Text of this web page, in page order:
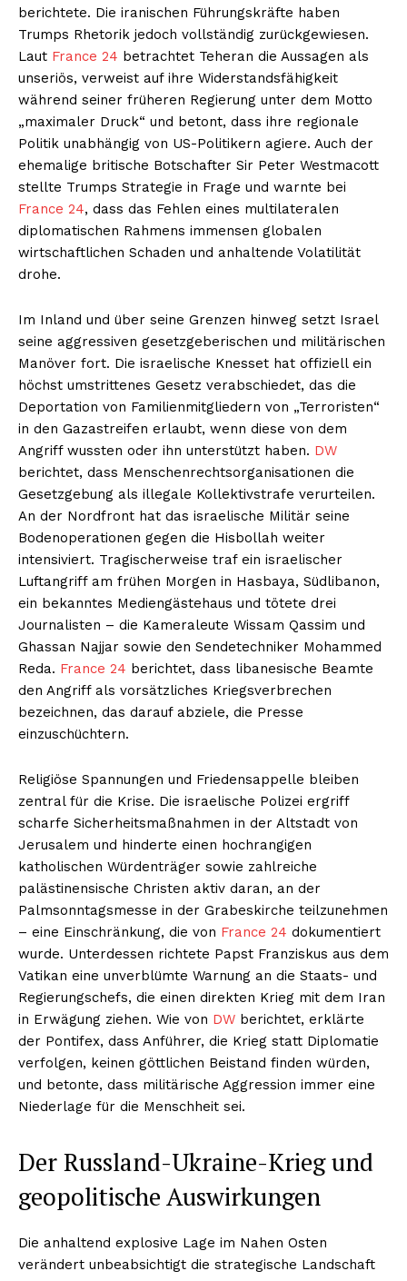
berichtete. Die iranischen Führungskräfte haben
Trumps Rhetorik jedoch vollständig zurückgewiesen.
Laut France 24 betrachtet Teheran die Aussagen als
unseriös, verweist auf ihre Widerstandsfähigkeit
während seiner früheren Regierung unter dem Motto
„maximaler Druck“ und betont, dass ihre regionale
Politik unabhängig von US-Politikern agiere. Auch der
ehemalige britische Botschafter Sir Peter Westmacott
stellte Trumps Strategie in Frage und warnte bei
France 24, dass das Fehlen eines multilateralen
diplomatischen Rahmens immensen globalen
wirtschaftlichen Schaden und anhaltende Volatilität
drohe.
Im Inland und über seine Grenzen hinweg setzt Israel
seine aggressiven gesetzgeberischen und militärischen
Manöver fort. Die israelische Knesset hat offiziell ein
höchst umstrittenes Gesetz verabschiedet, das die
Deportation von Familienmitgliedern von „Terroristen“
in den Gazastreifen erlaubt, wenn diese von dem
Angriff wussten oder ihn unterstützt haben. DW
berichtet, dass Menschenrechtsorganisationen die
Gesetzgebung als illegale Kollektivstrafe verurteilen.
An der Nordfront hat das israelische Militär seine
Bodenoperationen gegen die Hisbollah weiter
intensiviert. Tragischerweise traf ein israelischer
Luftangriff am frühen Morgen in Hasbaya, Südlibanon,
ein bekanntes Mediengästehaus und tötete drei
Journalisten – die Kameraleute Wissam Qassim und
Ghassan Najjar sowie den Sendetechniker Mohammed
Reda. France 24 berichtet, dass libanesische Beamte
den Angriff als vorsätzliches Kriegsverbrechen
bezeichnen, das darauf abziele, die Presse
einzuschüchtern.
Religiöse Spannungen und Friedensappelle bleiben
zentral für die Krise. Die israelische Polizei ergriff
scharfe Sicherheitsmaßnahmen in der Altstadt von
Jerusalem und hinderte einen hochrangigen
katholischen Würdenträger sowie zahlreiche
palästinensische Christen aktiv daran, an der
Palmsonntagsmesse in der Grabeskirche teilzunehmen
– eine Einschränkung, die von France 24 dokumentiert
wurde. Unterdessen richtete Papst Franziskus aus dem
Vatikan eine unverblümte Warnung an die Staats- und
Regierungschefs, die einen direkten Krieg mit dem Iran
in Erwägung ziehen. Wie von DW berichtet, erklärte
der Pontifex, dass Anführer, die Krieg statt Diplomatie
verfolgen, keinen göttlichen Beistand finden würden,
und betonte, dass militärische Aggression immer eine
Niederlage für die Menschheit sei.
Der Russland-Ukraine-Krieg und
geopolitische Auswirkungen
Die anhaltend explosive Lage im Nahen Osten
verändert unbeabsichtigt die strategische Landschaft